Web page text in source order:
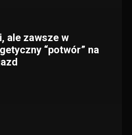
ale zawsze w
“potwór” na